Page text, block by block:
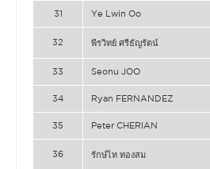
31 Ye Lwin Oo
32 พีรวิทย์ ศรีธัญรัตน์
33 Seonu JOO
34 Ryan FERNANDEZ
35 Peter CHERIAN
36 รักษ์ไท ทองสม